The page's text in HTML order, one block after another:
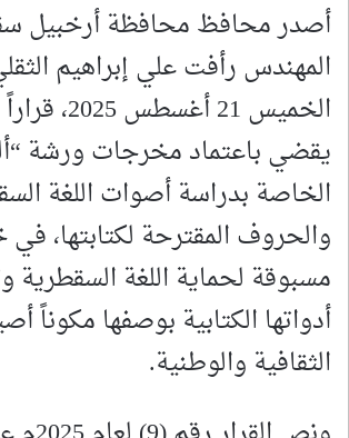
أصدر محافظ محافظة أرخبيل
المهندس رأفت علي إبراهيم
الخميس 21
يقضي باعتماد مخرجات ورشة
الخاصة بدراسة أصوات اللغة
والحروف المقترحة لكتابتها،
مسبوقة لحماية اللغة السقطرية
أدواتها الكتابية بوصفها مكوناً
الثقافية والوطنية.